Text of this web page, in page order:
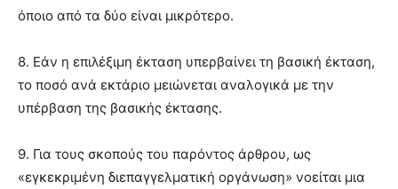
όποιο από τα δύο είναι μικρότερο.
8. Εάν η επιλέξιμη έκταση υπερβαίνει τη βασική έκταση,
το ποσό ανά εκτάριο μειώνεται αναλογικά με την
υπέρβαση της βασικής έκτασης.
9. Για τους σκοπούς του παρόντος άρθρου, ως
«εγκεκριμένη διεπαγγελματική οργάνωση» νοείται μια